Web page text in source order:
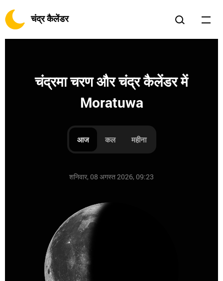
चंद्र कैलेंडर
चंद्रमा चरण और चंद्र कैलेंडर में
Moratuwa
आज कल महीना
शनिवार, 08 अगस्त 2026, 09:23